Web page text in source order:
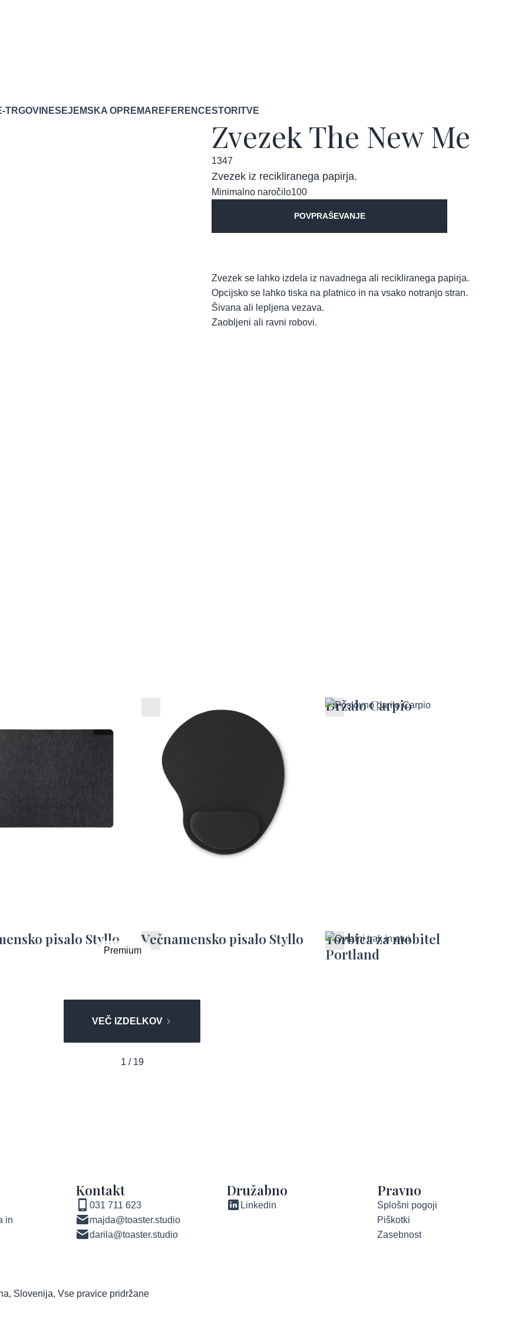
TRGOVINESEJEMSKA OPREMA REFERENCESTORITVE
Zvezek The New Me
1347
Zvezek iz recikliranega papirja.
Minimalno naročilo100
POVPRAŠEVANJE
Zvezek se lahko izdela iz navadnega ali recikliranega papirja.
Opcijsko se lahko tiska na platnico in na vsako notranjo stran.
Šivana ali lepljena vezava.
Zaobljeni ali ravni robovi.
Ergonomska podloga za
Držalo Carpio
pisalo Styllo
Premium
Večnamensko pisalo Styllo
Torbica za mobitel
Portland
VEČ IZDELKOV
1 / 19
in
Kontakt
031 711 623
majda@toaster.studio
darila@toaster.studio
Družabno
Linkedin
Pravno
Splošni pogoji
Piškotki
Zasebnost
Slovenija, Vse pravice pridržane